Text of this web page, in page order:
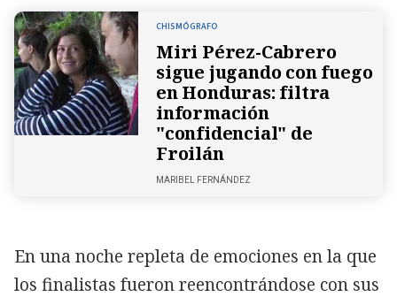
CHISMÓGRAFO
Miri Pérez-Cabrero
sigue jugando con fuego
en Honduras: filtra
información
"confidencial" de
Froilán
MARIBEL FERNÁNDEZ
En una noche repleta de emociones en la que
los finalistas fueron reencontrándose con sus